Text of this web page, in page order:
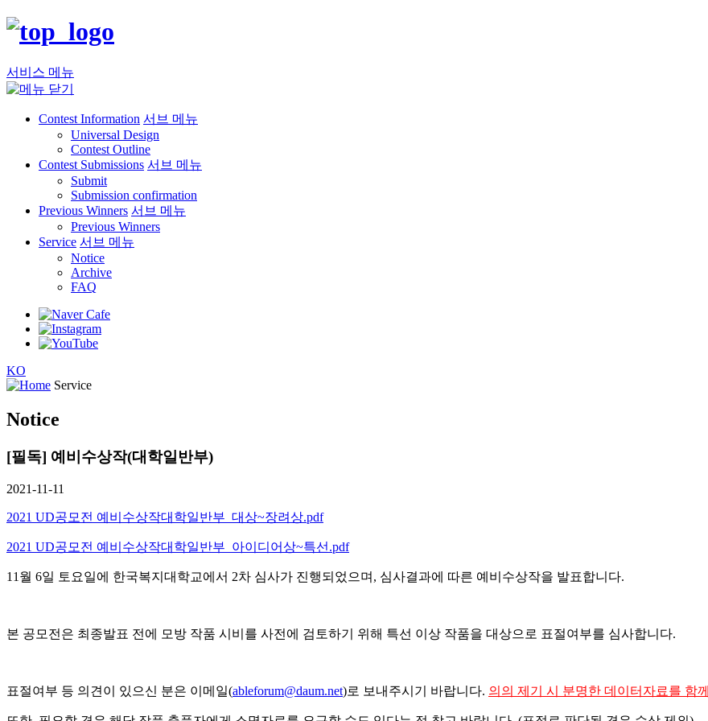
서비스 메뉴
Contest Information 서브 메뉴
Universal Design
Contest Outline
Contest Submissions 서브 메뉴
Submit
Submission confirmation
Previous Winners 서브 메뉴
Previous Winners
Service 서브 메뉴
Notice
Archive
FAQ
KO
Service
Notice
[필독] 예비수상작(대학일반부)
2021-11-11
2021 UD공모전 예비수상작대학일반부_대상~장려상.pdf
2021 UD공모전 예비수상작대학일반부_아이디어상~특선.pdf
11월 6일 토요일에 한국복지대학교에서 2차 심사가 진행되었으며, 심사결과에 따른 예비수상작을 발표합니다.
본 공모전은 최종발표 전에 모방 작품 시비를 사전에 검토하기 위해 특선 이상 작품을 대상으로 표절여부를 심사합니다.
표절여부 등 의견이 있으신 분은 이메일(ableforum@daum.net)로 보내주시기 바랍니다. 의의 제기 시 분명한 데이터자료를 함께